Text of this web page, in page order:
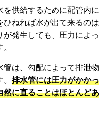
供給するために配管内に
ねれば水が出て来るのは
発生しても、圧力によっ
は、勾配によって排泄物
排水管には圧力がかかっ
に直ることはほとんどあ